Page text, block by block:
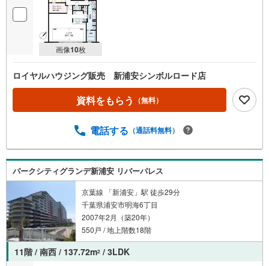
画像10枚
ロイヤルハウジング販売 新浦安シンボルロード店
資料をもらう （無料）
電話する （通話料無料）
パークシティグランデ新浦安 リバーパレス
京葉線 「新浦安」駅 徒歩29分
千葉県浦安市明海6丁目
2007年2月（築20年）
550戸 / 地上階数18階
11階 / 南西 / 137.72m2 / 3LDK